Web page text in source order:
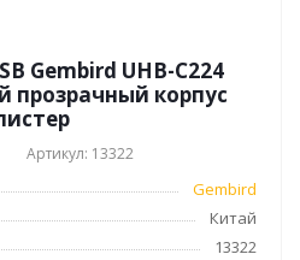
Gembird UHB-C224
прозрачный корпус
Артикул: 13322
Gembird
Китай
13322